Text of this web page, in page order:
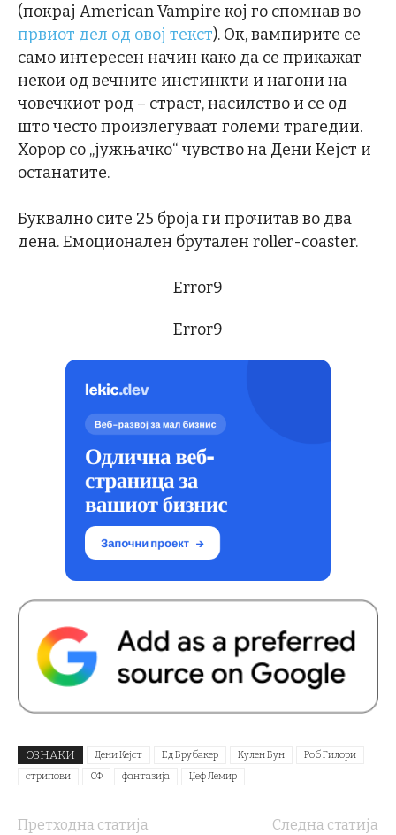
(покрај American Vampire кој го спомнав во
првиот дел од овој текст). Ок, вампирите се
само интересен начин како да се прикажат
некои од вечните инстинкти и нагони на
човечкиот род – страст, насилство и се од
што често произлегуваат големи трагедии.
Хорор со „јужњачко“ чувство на Дени Кејст и
останатите.
Буквално сите 25 броја ги прочитав во два
дена. Емоционален брутален roller-coaster.
Error9
Error9
ОЗНАКИ Дени Кејст Ед Брубакер Кулен Бун
Роб Гилори
стрипови
СФ фантазија Џеф Лемир
Претходна статија
Следна статија